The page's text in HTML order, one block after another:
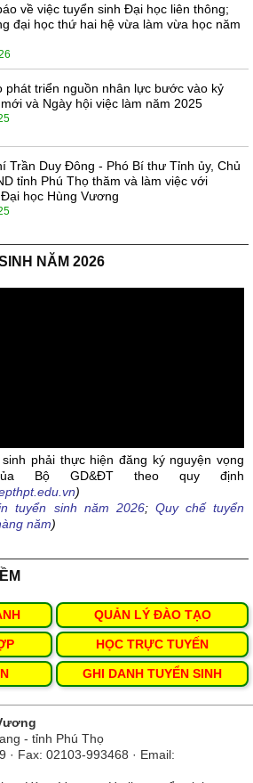
về việc tuyển sinh Đại học liên thông;
đại học thứ hai hệ vừa làm vừa học năm
phát triển nguồn nhân lực bước vào kỷ
và Ngày hội việc làm năm 2025
Trần Duy Đông - Phó Bí thư Tỉnh ủy, Chủ
tỉnh Phú Thọ thăm và làm việc với
học Hùng Vương
NĂM 2026
phải thực hiện đăng ký nguyện vọng
Bộ GD&ĐT theo quy định
)
tuyển sinh năm 2026; Quy chế tuyển
năm)
QUẢN LÝ ĐÀO TẠO
HỌC TRỰC TUYẾN
GHI DANH TUYỂN SINH
- tỉnh Phú Thọ
· Fax: 02103-993468 · Email: